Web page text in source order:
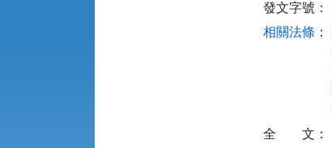
發文字號：
相關法條 ：
全
文：